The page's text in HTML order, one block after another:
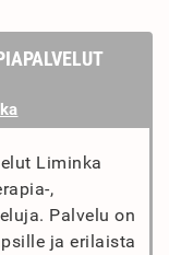
Liminka
,
Palvelu on
ja erilaista